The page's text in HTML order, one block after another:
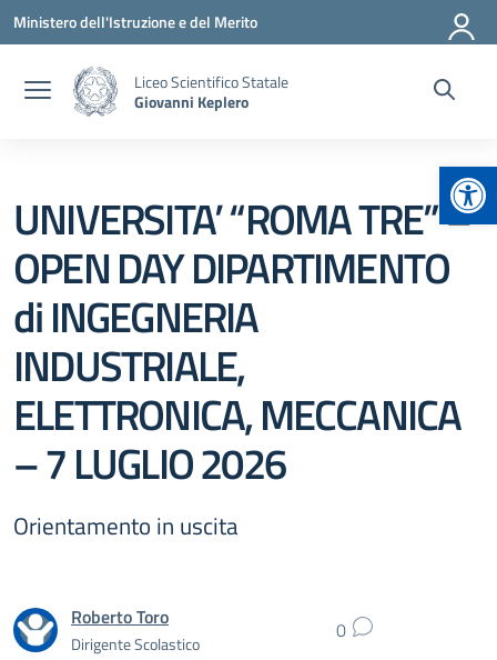
Vai ai contenuti
Vai al menu di navigazione
Vai al footer
Ministero dell'Istruzione e del Merito
Liceo Scientifico Statale
Giovanni Keplero
UNIVERSITA’ “ROMA TRE” –
OPEN DAY DIPARTIMENTO
di INGEGNERIA
INDUSTRIALE,
ELETTRONICA, MECCANICA
– 7 LUGLIO 2026
Orientamento in uscita
Roberto Toro
Dirigente Scolastico 0